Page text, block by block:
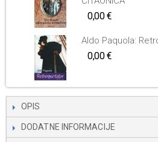
0,00 €
Aldo Paquola:
0,00 €
OPIS
DODATNE INFORMACIJE